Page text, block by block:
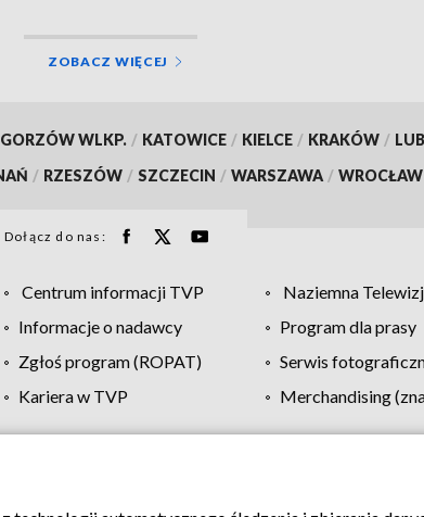
ZOBACZ WIĘCEJ
GORZÓW WLKP. / KATOWICE / KIELCE / KRAKÓW /
/ RZESZÓW / SZCZECIN / WARSZAWA / WROCŁAW
Dołącz do nas:
Centrum informacji TVP Naziemna
Informacje o nadawcy
Program dla prasy
Zgłoś program (ROPAT)
Serwis
Kariera w TVP
Merchandising
Moje zgody Pomoc Biuro reklamy